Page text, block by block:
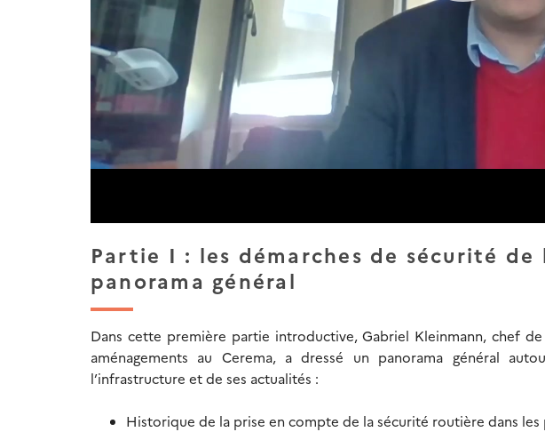
Partie I : les démarches de sécurité de
panorama général
Dans cette première partie introductive, Gabriel Kleinmann, chef
aménagements au Cerema, a dressé un panorama général
l’infrastructure et de ses actualités :
Historique de la prise en compte de la sécurité routière dans